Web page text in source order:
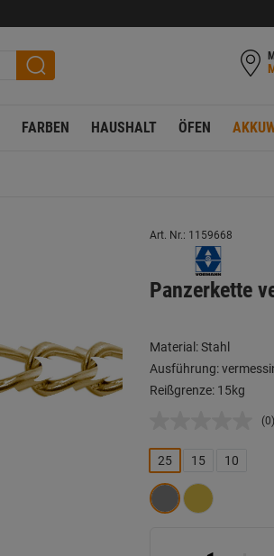
FARBEN HAUSHALT ÖFEN
Art. Nr.: 1159668
Panzerkette
Material: Stahl
Ausführung:
Reißgrenze: 15kg
25 15 10